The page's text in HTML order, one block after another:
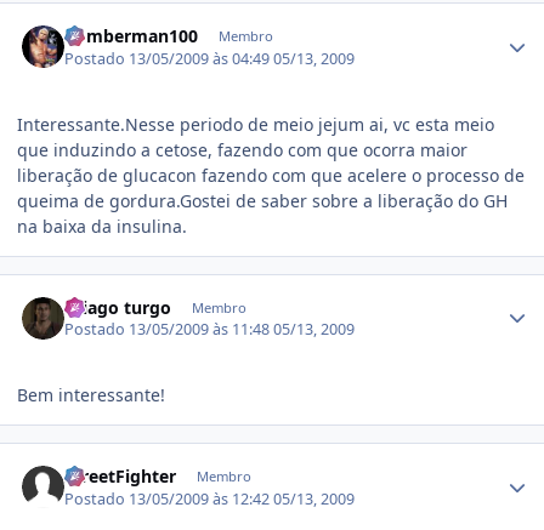
bomberman100 Membro
Postado 13/05/2009 às 04:4905/13, 2009
Interessante.Nesse periodo de meio jejum ai, vc esta meio
que induzindo a cetose, fazendo com que ocorra maior
liberação de glucacon fazendo com que acelere o processo de
queima de gordura.Gostei de saber sobre a liberação do GH
na baixa da insulina.
thiago turgo Membro
Postado 13/05/2009 às 11:4805/13, 2009
Bem interessante!
StreetFighter Membro
Postado 13/05/2009 às 12:4205/13, 2009